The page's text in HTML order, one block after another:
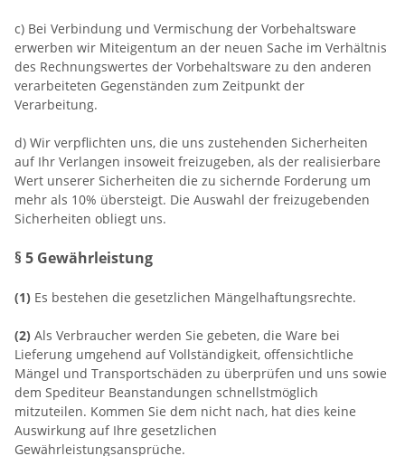
c) Bei Verbindung und Vermischung der Vorbehaltsware
erwerben wir Miteigentum an der neuen Sache im Verhältnis
des Rechnungswertes der Vorbehaltsware zu den anderen
verarbeiteten Gegenständen zum Zeitpunkt der
Verarbeitung.
d) Wir verpflichten uns, die uns zustehenden Sicherheiten
auf Ihr Verlangen insoweit freizugeben, als der realisierbare
Wert unserer Sicherheiten die zu sichernde Forderung um
mehr als 10% übersteigt. Die Auswahl der freizugebenden
Sicherheiten obliegt uns.
§ 5 Gewährleistung
(1) Es bestehen die gesetzlichen Mängelhaftungsrechte.
(2) Als Verbraucher werden Sie gebeten, die Ware bei
Lieferung umgehend auf Vollständigkeit, offensichtliche
Mängel und Transportschäden zu überprüfen und uns sowie
dem Spediteur Beanstandungen schnellstmöglich
mitzuteilen. Kommen Sie dem nicht nach, hat dies keine
Auswirkung auf Ihre gesetzlichen
Gewährleistungsansprüche.